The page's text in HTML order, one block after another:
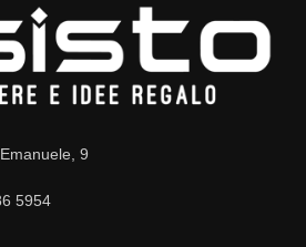
9
5954